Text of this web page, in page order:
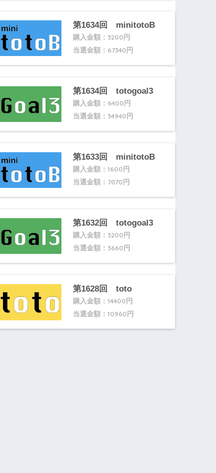
第1634回 minitotoB
購入金額：3200円
当選金額：67340円
第1634回 totogoal3
購入金額：6400円
当選金額：34940円
第1633回 minitotoB
購入金額：1600円
当選金額：7070円
第1632回 totogoal3
購入金額：3200円
当選金額：3660円
第1628回 toto
購入金額：14400円
当選金額：10960円